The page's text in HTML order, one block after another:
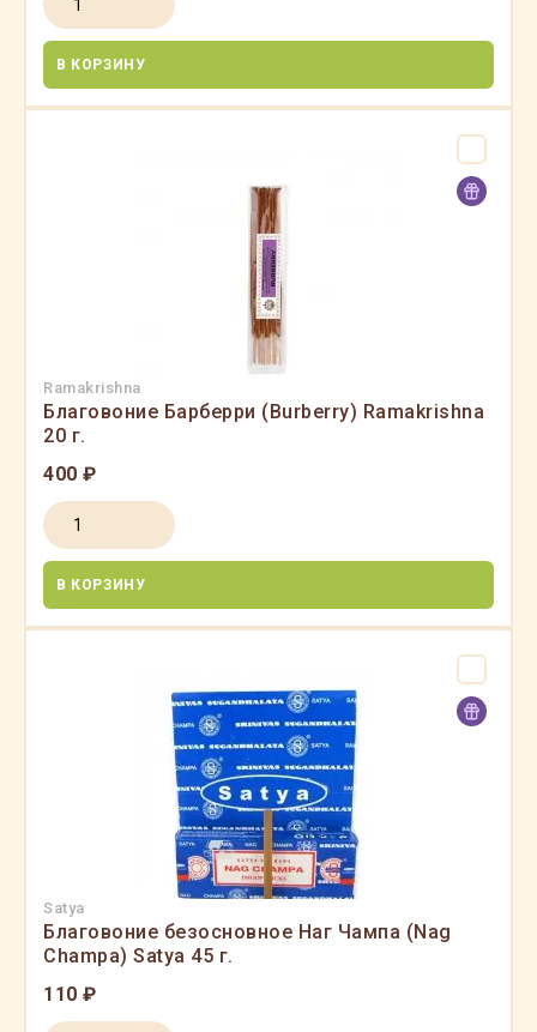
В КОРЗИНУ
Ramakrishna
Благовоние Барберри (Burberry) Ramakrishna
20 г.
400 ₽
В КОРЗИНУ
Satya
Благовоние безосновное Наг Чампа (Nag
Champa) Satya 45 г.
110 ₽